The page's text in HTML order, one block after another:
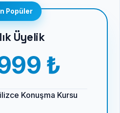
Popüler
Üyelik
₺
Konuşma Kursu